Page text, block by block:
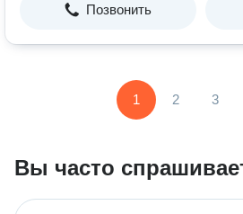
Позвонить
1 2 3
Вы часто